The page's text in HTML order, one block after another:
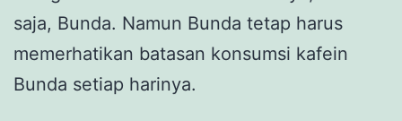
saja, Bunda. Namun Bunda tetap harus
memerhatikan batasan konsumsi kafein
Bunda setiap harinya.